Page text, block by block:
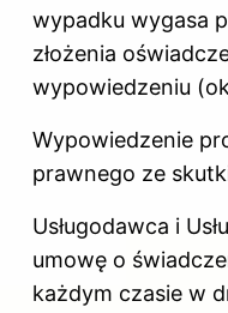
wypadku wygasa
złożenia
wypowiedzeniu
Wypowiedzenie
prawnego ze
Usługodawca i
umowę o
każdym czasie w